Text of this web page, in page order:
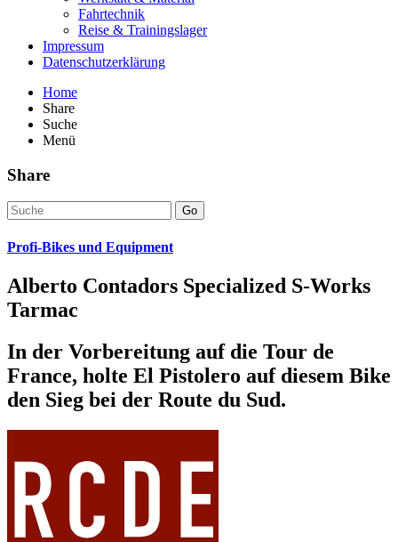
Fahrtechnik
Reise & Trainingslager
Impressum
Datenschutzerklärung
Home
Share
Suche
Menü
Share
Go
Profi-Bikes und Equipment
Alberto Contadors Specialized S-Works
Tarmac
In der Vorbereitung auf die Tour de
France, holte El Pistolero auf diesem Bike
den Sieg bei der Route du Sud.